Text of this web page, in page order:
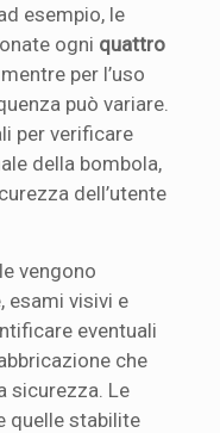
esempio, le
ogni quattro
per l’uso
può variare.
per verificare
della bombola,
dell’utente
vengono
esami visivi e
eventuali
che
sicurezza. Le
quelle stabilite